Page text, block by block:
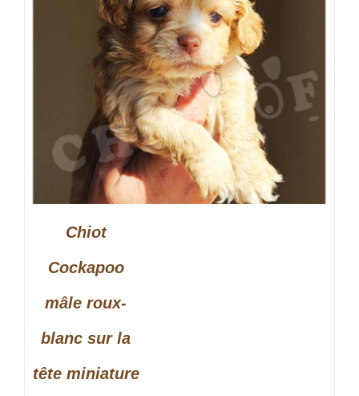
Chiot
Cockapoo
mâle roux-
blanc sur la
tête miniature